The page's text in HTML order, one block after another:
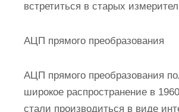
встретиться в старых
АЦП прямого преобразования
АЦП прямого преобразования
широкое распространение в
стали производиться в виде